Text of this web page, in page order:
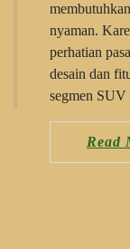
nyaman.
perhatian
desain dan
segmen
Read